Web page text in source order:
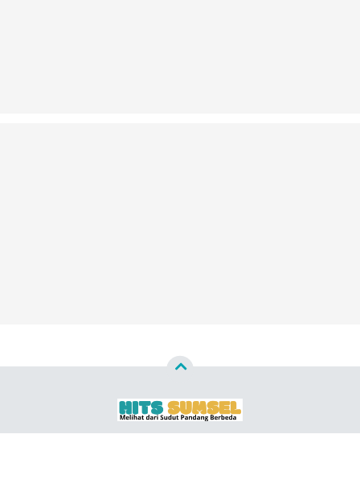
Copyright ©2026HITS SUMSEL ™